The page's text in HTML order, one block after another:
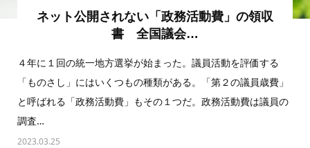
ネット公開されない「政務活動費」の領収
書 全国議会…
４年に１回の統一地方選挙が始まった。議員活動を評価する
「ものさし」にはいくつもの種類がある。「第２の議員歳費」
と呼ばれる「政務活動費」もその１つだ。政務活動費は議員の
調査…
2023.03.25